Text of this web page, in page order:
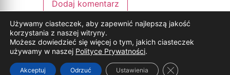
© Wszelkie prawa zastrzeżone
Używamy ciasteczek, aby zapewnić najlepszą jakość
korzystania z naszej witryny.
Możesz dowiedzieć się więcej o tym, jakich ciasteczek
używamy w naszej Polityce Prywatności.
Akceptuj Odrzuć Ustawienia Zamknij panel